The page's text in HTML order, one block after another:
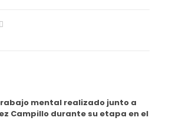
mental realizado junto a
Campillo durante su etapa en el